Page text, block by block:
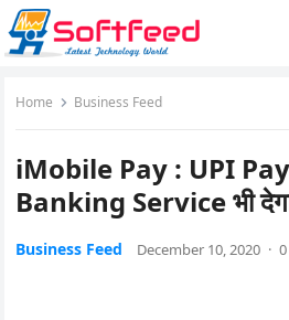
Home Business Feed
iMobile Pay : UPI
Banking Service भी
Business Feed December 10, 2020 ·